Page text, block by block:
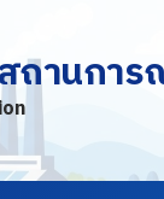
สถานกา